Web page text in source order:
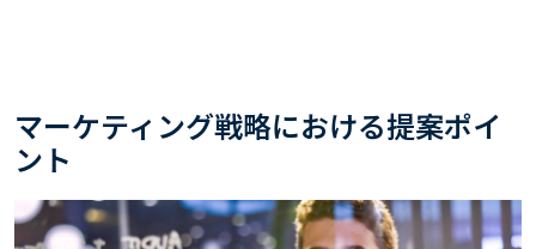
マーケティング戦略における提案ポイ
ント